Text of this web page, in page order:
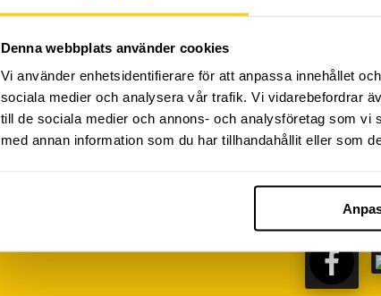
Denna webbplats använder cookies
Vi använder enhetsidentifierare för att anpassa innehållet
sociala medier och analysera vår trafik. Vi vidarebefordrar
till de sociala medier och annons- och analysföretag som
med annan information som du har tillhandahållit eller som
FÖLJ OSS PÅ